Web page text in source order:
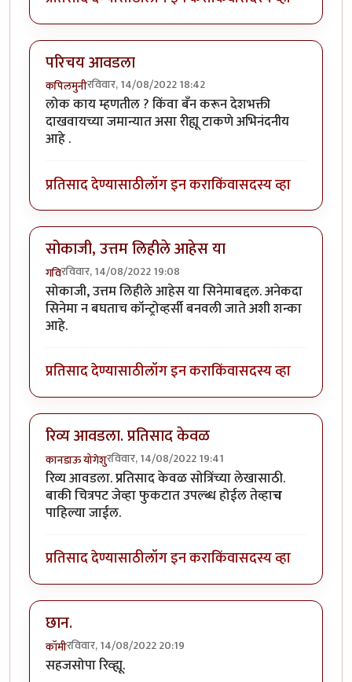
परिचय आवडला
कपिलमुनीरविवार, 14/08/2022 18:42
लोक काय म्हणतील ? किंवा बँन करून देशभक्ती
दाखवायच्या जमान्यात असा रीह्यू टाकणे अभिनंदनीय
आहे .
प्रतिसाद देण्यासाठीलॉग इन कराकिंवासदस्य व्हा
सोकाजी, उत्तम लिहीले आहेस या
गविरविवार, 14/08/2022 19:08
सोकाजी, उत्तम लिहीले आहेस या सिनेमाबद्दल. अनेकदा
सिनेमा न बघताच कॉन्ट्रोव्हर्सी बनवली जाते अशी शन्का
आहे.
प्रतिसाद देण्यासाठीलॉग इन कराकिंवासदस्य व्हा
रिव्य आवडला. प्रतिसाद केवळ
कानडाऊ योगेशुरविवार, 14/08/2022 19:41
रिव्य आवडला. प्रतिसाद केवळ सोत्रिंच्या लेखासाठी.
बाकी चित्रपट जेव्हा फुकटात उपल्ब्ध होईल तेव्हाच
पाहिल्या जाईल.
प्रतिसाद देण्यासाठीलॉग इन कराकिंवासदस्य व्हा
छान.
कॉमीरविवार, 14/08/2022 20:19
सहजसोपा रिव्ह्यू.